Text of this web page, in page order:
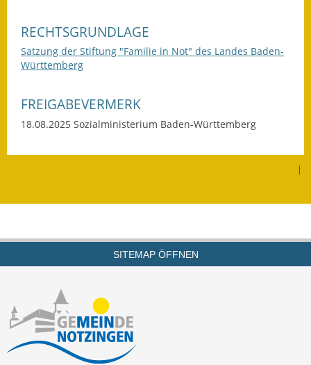
Bebauungspläne
RECHTSGRUNDLAGE
Satzung der Stiftung "Familie in Not" des Landes Baden-
Württemberg
FREIGABEVERMERK
18.08.2025 Sozialministerium Baden-Württemberg
|
SITEMAP ÖFFNEN